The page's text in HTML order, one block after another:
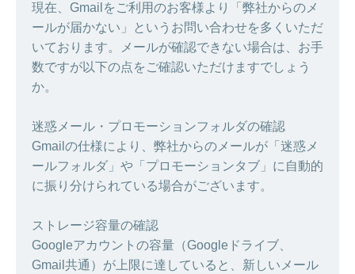
現在、Gmailをご利用のお客様より「弊社からのメ
ールが届かない」というお問い合わせを多くいただ
いております。メールが確認できない場合は、お手
数ですが以下の点をご確認いただけますでしょう
か。
迷惑メール・プロモーションフォルダの確認
Gmailの仕様により、弊社からのメールが「迷惑メ
ールフォルダ」や「プロモーションタブ」に自動的
に振り分けられている場合がございます。
ストレージ容量の確認
Googleアカウントの容量（Googleドライブ、
Gmail共通）が上限に達していると、新しいメール